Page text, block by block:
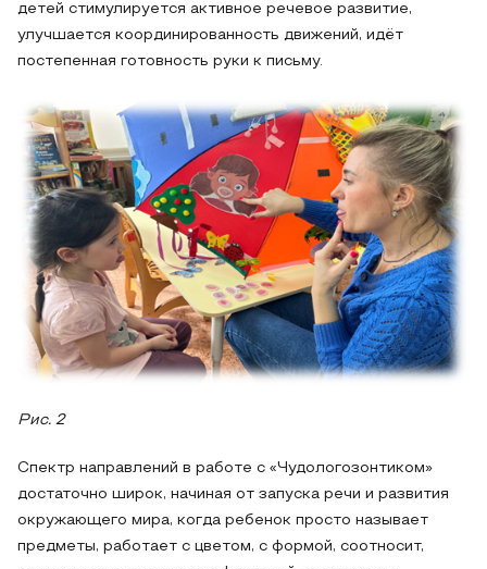
детей стимулируется активное речевое развитие,
улучшается координированность движений, идёт
постепенная готовность руки к письму.
Рис. 2
Спектр направлений в работе с «Чудологозонтиком»
достаточно широк, начиная от запуска речи и развития
окружающего мира, когда ребенок просто называет
предметы, работает с цветом, с формой, соотносит,